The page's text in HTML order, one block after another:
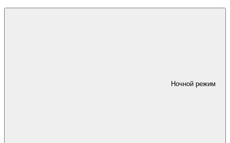
Ночной режим